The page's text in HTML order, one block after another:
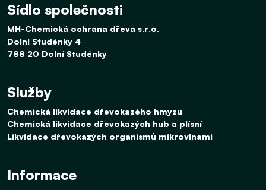
Sídlo společnosti
MH-Chemická ochrana dřeva s.r.o.
Dolní Studénky 4
788 20 Dolní Studénky
Služby
Chemická likvidace dřevokazého hmyzu
Chemická likvidace dřevokazých hub a plísní
Likvidace dřevokazých organismů mikrovlnami
Informace